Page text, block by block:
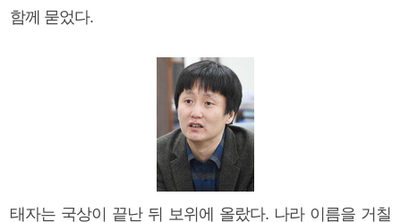
함께 묻었다.
태자는 국상이 끝난 뒤 보위에 올랐다. 나라 이름을 거칠